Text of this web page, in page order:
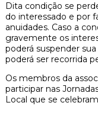
Dita condição se
do interessado e por
anuidades. Caso a
gravemente os
poderá suspender
poderá ser recorrida
Os membros da
participar nas
Local que se